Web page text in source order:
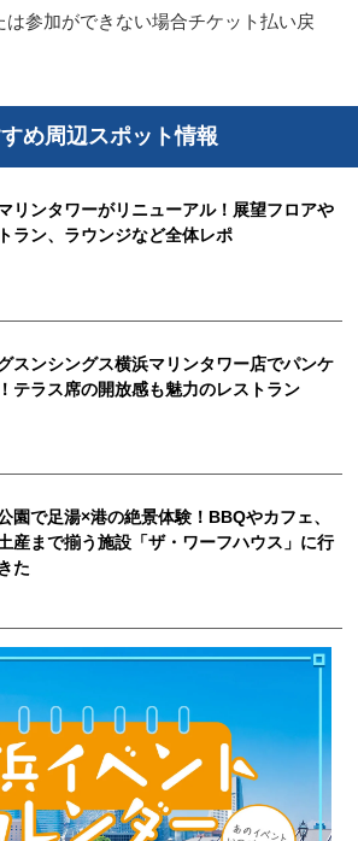
参加ができない場合チケット払い戻
め周辺スポット情報
リンタワーがリニューアル！展望フロアや
ラン、ラウンジなど全体レポ
スンシングス横浜マリンタワー店でパンケ
テラス席の開放感も魅力のレストラン
園で足湯×港の絶景体験！BBQやカフェ、
産まで揃う施設「ザ・ワーフハウス」に行
た